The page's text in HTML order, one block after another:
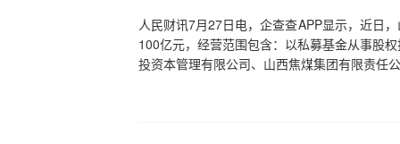
人民财讯7月27日电，企查查APP显示，近日
100亿元，经营范围包含：以私募基金从事股
投资本管理有限公司、山西焦煤集团有限责任